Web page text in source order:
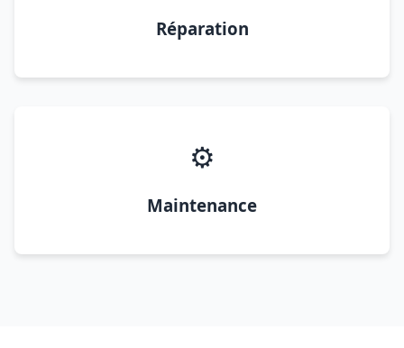
Réparation
⚙️
Maintenance